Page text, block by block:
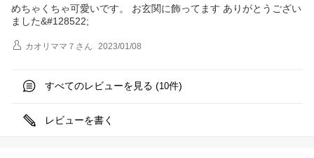
めちゃくちゃ可愛いです。 お玄関に飾ってます ありがとうござい
ました&#128522;
カオリママ７ さん 2023/01/08
すべてのレビューを見る (10件)
レビューを書く